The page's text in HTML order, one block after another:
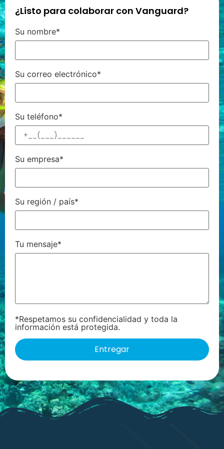
¿Listo para colaborar con Vanguard?
Su nombre*
Su correo electrónico*
Su teléfono*
Su empresa*
Su región / país*
Tu mensaje*
*Respetamos su confidencialidad y toda la
información está protegida.